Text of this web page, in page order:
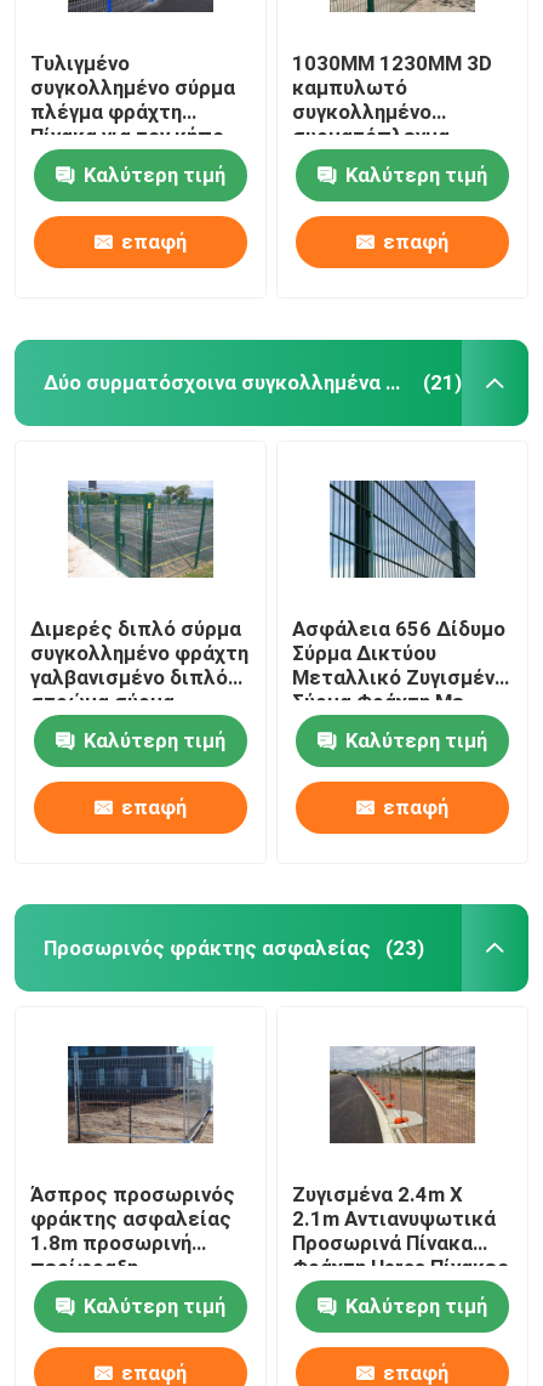
Τυλιγμένο
συγκολλημένο σύρμα
πλέγμα φράχτη
Πίνακα για τον κήπο
με 50x100mm
μέγεθος τρύπας
Καλύτερη τιμή
επαφή
1030MM 1230MM 3D
καμπυλωτό
συγκολλημένο
συρματόπλεγμα
διακοσμητικό φράχτη
δικτύου κήπου
Καλύτερη τιμή
επαφή
Δύο συρματόσχοινα συγκολλημένα φράχτη (21)
Διμερές διπλό σύρμα
συγκολλημένο φράχτη
γαλβανισμένο διπλό
στρώμα σύρμα
πλέγμα
Καλύτερη τιμή
επαφή
Ασφάλεια 656 Δίδυμο
Σύρμα Δικτύου
Μεταλλικό Ζυγισμένο
Σύρμα Φράχτη Με
Τετράγωνο Στύλο
Καλύτερη τιμή
επαφή
Προσωρινός φράκτης ασφαλείας (23)
Άσπρος προσωρινός
φράκτης ασφαλείας
1.8m προσωρινή
περίφραξη
περιπόλου
περιμέτρου ύψους
Καλύτερη τιμή
επαφή
Ζυγισμένα 2.4m X
2.1m Αντιανυψωτικά
Προσωρινά Πίνακα
Φράχτη Heras Πίνακες
Φράχτη Ασφάλειας
Καλύτερη τιμή
επαφή